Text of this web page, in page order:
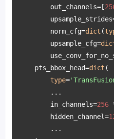
        out_channels=[
        norm_cfg=
dict (
        upsample_cfg=
    pts_bbox_head=
dict (
type=
        ...
        in_channels=
256
        hidden_channel=
        ...